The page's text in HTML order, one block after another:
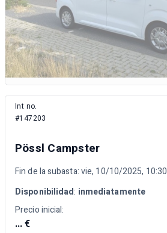
Int no.
#147203
Pössl Campster
Fin de la subasta: vie, 10/10/2025, 10:30
Disponibilidad: inmediatamente
Precio inicial:
... €